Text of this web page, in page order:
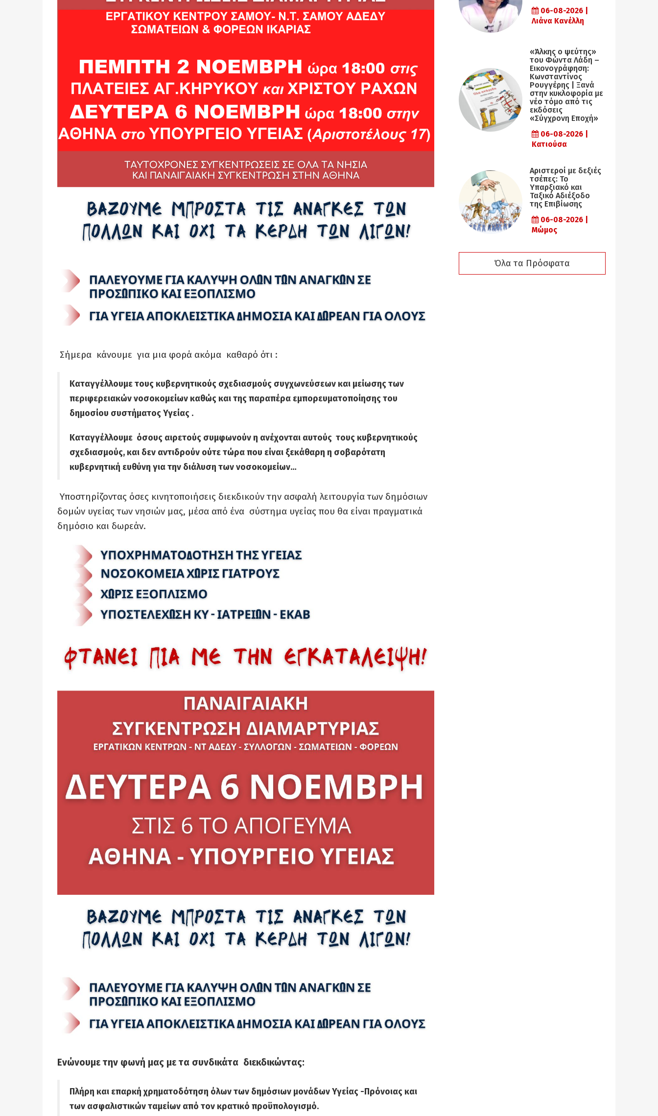
Σήμερα κάνουμε για μια φορά ακόμα καθαρό ότι :
Καταγγέλλουμε τους κυβερνητικούς σχεδιασμούς συγχωνεύσεων και μείωσης των
περιφερειακών νοσοκομείων καθώς και της παραπέρα εμπορευματοποίησης του
δημοσίου συστήματος Υγείας .
Καταγγέλλουμε όσους αιρετούς συμφωνούν η ανέχονται αυτούς τους κυβερνητικούς
σχεδιασμούς, και δεν αντιδρούν ούτε τώρα που είναι ξεκάθαρη η σοβαρότατη
κυβερνητική ευθύνη για την διάλυση των νοσοκομείων…
Υποστηρίζοντας όσες κινητοποιήσεις διεκδικούν την ασφαλή λειτουργία των δημόσιων
δομών υγείας των νησιών μας, μέσα από ένα σύστημα υγείας που θα είναι πραγματικά
δημόσιο και δωρεάν.
Ενώνουμε την φωνή μας με τα συνδικάτα διεκδικώντας:
Πλήρη και επαρκή χρηματοδότηση όλων των δημόσιων μονάδων Υγείας -Πρόνοιας και
των ασφαλιστικών ταμείων από τον κρατικό προϋπολογισμό.
06-08-2026 |
Λιάνα Κανέλλη
«Άλκης ο ψεύτης»
του Φώντα Λάδη –
Εικονογράφηση:
Κωνσταντίνος
Ρουγγέρης | Ξανά
στην κυκλοφορία με
νέο τόμο από τις
εκδόσεις
«Σύγχρονη Εποχή»
06-08-2026 |
Κατιούσα
Αριστεροί με δεξιές
τσέπες: Το
Υπαρξιακό και
Ταξικό Αδιέξοδο
της Επιβίωσης
06-08-2026 |
Μώμος
Όλα τα Πρόσφατα